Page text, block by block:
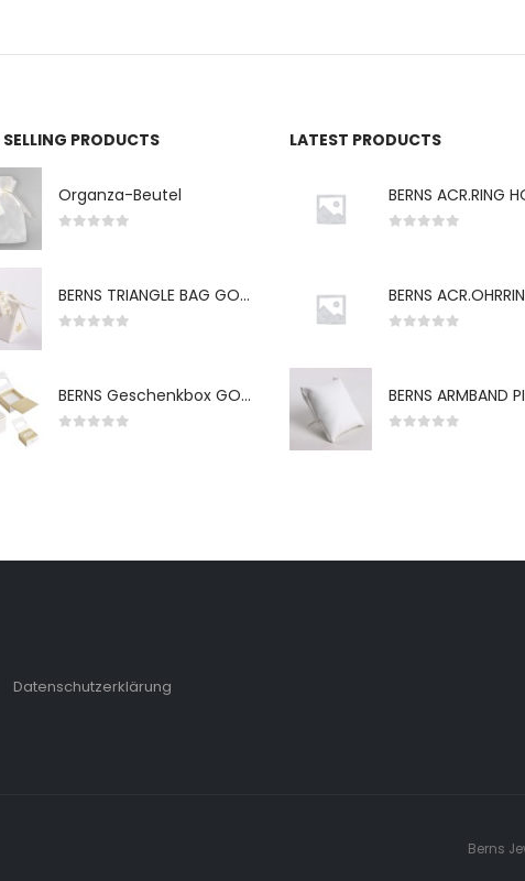
SELLING PRODUCTS
Organza-Beutel
BERNS TRIANGLE BAG GO-WH "S" 7*5CM
BERNS Geschenkbox GO-WH 65*65*38MM FOR SMALL SETS
LATEST PRODUCTS
Datenschutzerklärung
Berns